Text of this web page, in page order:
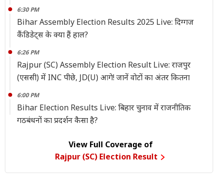
6:30 PM
Bihar Assembly Election Results 2025 Live: दिग्गज
कैंडिडेट्स के क्या हैं हाल?
6:26 PM
Rajpur (SC) Assembly Election Result Live: राजपुर
(एससी) में INC पीछे, JD(U) आगे! जानें वोटों का अंतर कितना
6:00 PM
Bihar Election Results Live: बिहार चुनाव में राजनीतिक
गठबंधनों का प्रदर्शन कैसा है?
View Full Coverage of
Rajpur (SC) Election Result